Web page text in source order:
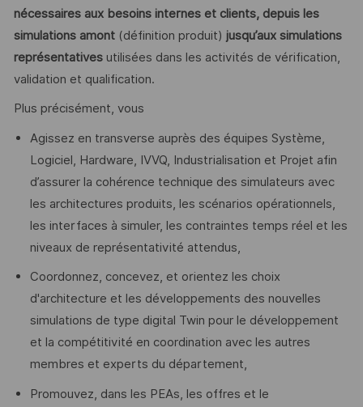
nécessaires aux besoins internes et clients, depuis les
simulations amont(définition produit) jusqu’aux simulations
représentativesutilisées dans les activités de vérification,
validation et qualification.
Plus précisément, vous
Agissez en transverse auprès des équipes Système,
Logiciel, Hardware, IVVQ, Industrialisation et Projet afin
d’assurer la cohérence technique des simulateurs avec
les architectures produits, les scénarios opérationnels,
les interfaces à simuler, les contraintes temps réel et les
niveaux de représentativité attendus,
Coordonnez, concevez, et orientez les choix
d'architecture et les développements des nouvelles
simulations de type digital Twin pour le développement
et la compétitivité en coordination avec les autres
membres et experts du département,
Promouvez, dans les PEAs, les offres et le